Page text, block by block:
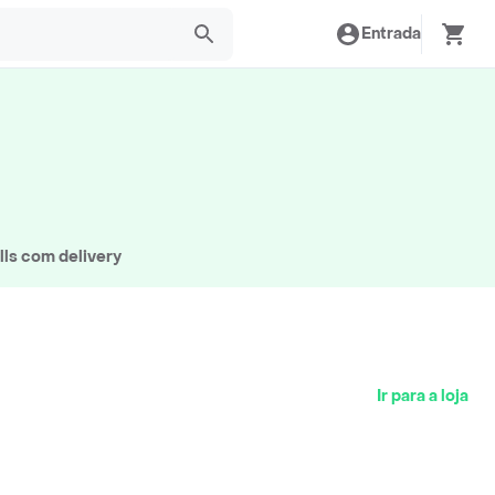
Entrada
com delivery
Ir para a loja